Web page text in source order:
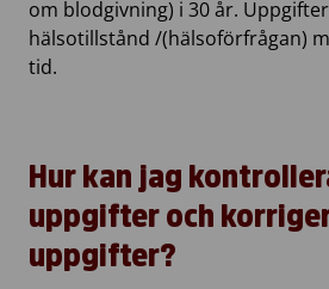
om blodgivning) i 30 år.
hälsotillstånd /(hälsoförfrågan)
tid.
Hur kan jag
uppgifter och
uppgifter?